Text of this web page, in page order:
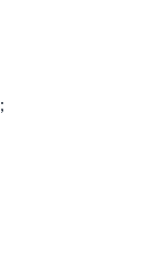
;